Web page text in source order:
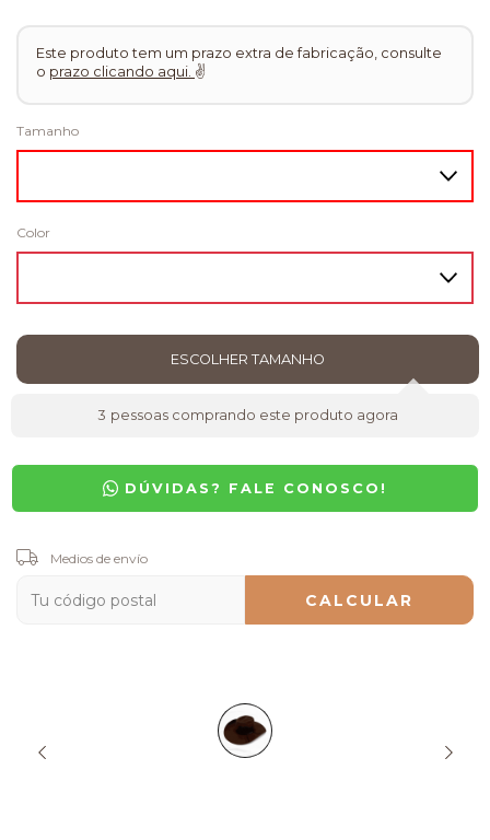
Este produto tem um prazo extra de fabricação, consulte
o prazo clicando aqui. ✌
Tamanho
Color
3 pessoas comprando este produto agora
DÚVIDAS? FALE CONOSCO!
Entregas para el CP:
Medios de envío
CALCULAR